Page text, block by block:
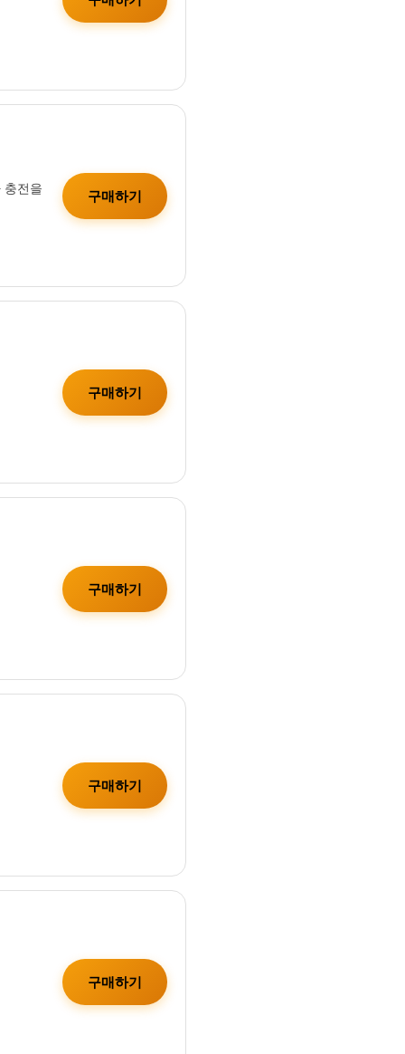
충전을 구매하기
구매하기
구매하기
구매하기
구매하기